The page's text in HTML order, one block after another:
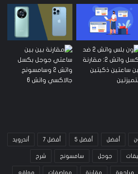
أفضل أفضل 5 أفضل 7 أندرويد
جوجل سامسونج شرح
مراجعة مقارنة مواصفات مواقع